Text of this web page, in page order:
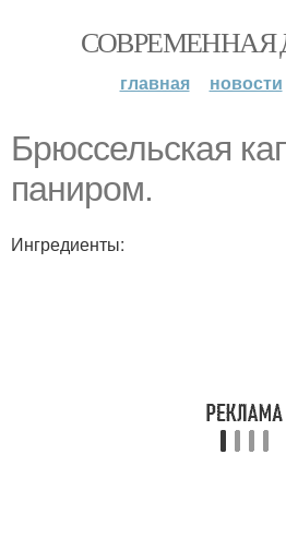
СОВРЕМЕННАЯ
главная новости
Брюссельская
паниром.
Ингредиенты: